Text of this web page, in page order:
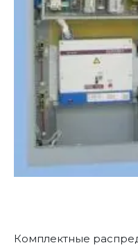
Комплектные